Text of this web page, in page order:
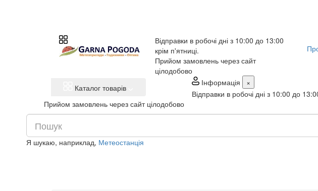
Відправки в робочі дні з 10:00 до 13:00
крім п'ятниці.
Прийом замовлень через сайт
цілодобово
Каталог товарів
Інформація
×
Відправки в робочі дні з 10:00 до
Прийом замовлень через сайт цілодобово
Я шукаю, наприклад, Метеостанція